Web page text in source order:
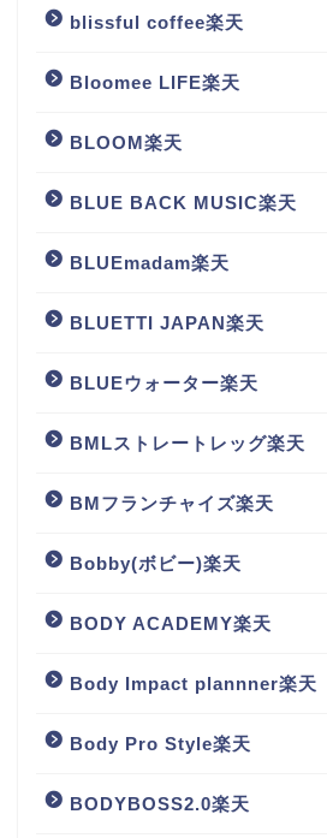
blissful coffee楽天
Bloomee LIFE楽天
BLOOM楽天
BLUE BACK MUSIC楽天
BLUEmadam楽天
BLUETTI JAPAN楽天
BLUEウォーター楽天
BMLストレートレッグ楽天
BMフランチャイズ楽天
Bobby(ボビー)楽天
BODY ACADEMY楽天
Body Impact plannner楽天
Body Pro Style楽天
BODYBOSS2.0楽天